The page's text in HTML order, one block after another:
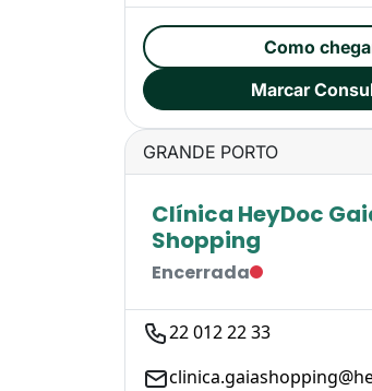
Como
Marcar
GRANDE PORTO
Clínica HeyDoc
Shopping
Encerrada
22 012 22 33